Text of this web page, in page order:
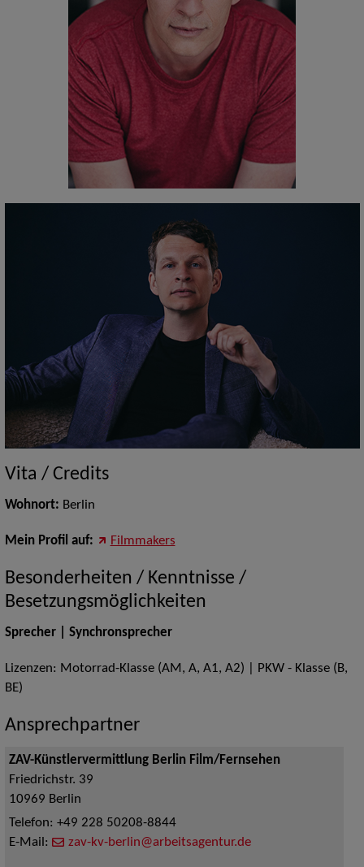
Vita / Credits
Wohnort: Berlin
Mein Profil auf: Filmmakers
Besonderheiten / Kenntnisse /
Besetzungsmöglichkeiten
Sprecher | Synchronsprecher
Lizenzen: Motorrad-Klasse (AM, A, A1, A2) | PKW - Klasse (B,
BE)
Ansprechpartner
ZAV-Künstlervermittlung Berlin Film/Fernsehen
Friedrichstr. 39
10969 Berlin
Telefon: +49 228 50208-8844
E-Mail:
zav-kv-berlin@arbeitsagentur.de